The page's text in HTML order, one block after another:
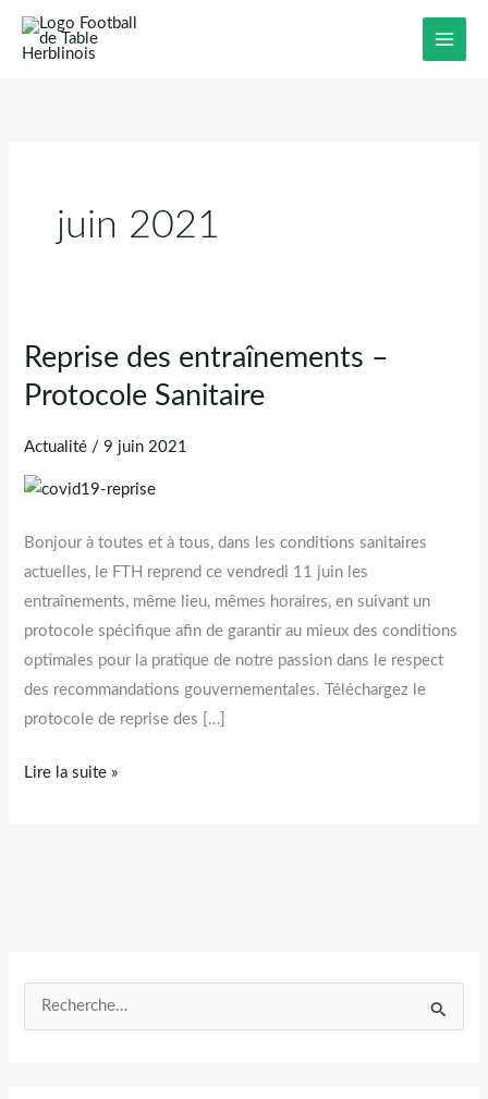
Aller
juin 2021
Reprise des entraînements –
Protocole Sanitaire
Actualité /9 juin 2021
Bonjour à toutes et à tous, dans les conditions sanitaires
actuelles, le FTH reprend ce vendredi 11 juin les
entraînements, même lieu, mêmes horaires, en suivant un
protocole spécifique afin de garantir au mieux des conditions
optimales pour la pratique de notre passion dans le respect
des recommandations gouvernementales. Téléchargez le
protocole de reprise des […]
Reprise
Lire la suite »
e